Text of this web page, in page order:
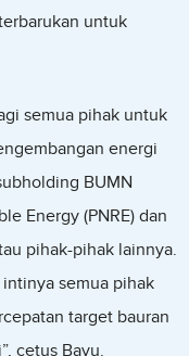
untuk
semua pihak untuk
energi
BUMN
Energy (PNRE) dan
pihak-pihak lainnya.
semua pihak
target bauran
cetus Bayu.